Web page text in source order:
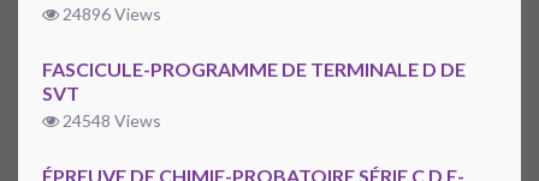
24896 Views
FASCICULE-PROGRAMME DE TERMINALE D DE
SVT
24548 Views
ÉPREUVE DE CHIMIE-PROBATOIRE SÉRIE C D E-